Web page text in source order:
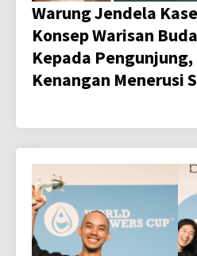
Warung Jendela
Konsep Warisan
Kepada
Kenangan Menerusi